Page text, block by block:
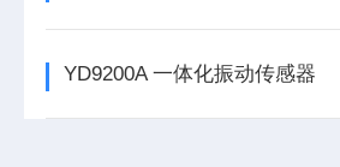
YD9200A 一体化振动传感器